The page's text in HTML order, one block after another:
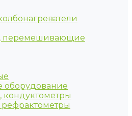
перемешивающие
оборудование